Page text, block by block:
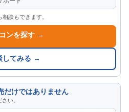
談もできます。
ンを探す →
してみる →
だけではありません
い。